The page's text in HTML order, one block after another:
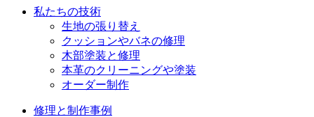
私たちの技術
生地の張り替え
クッションやバネの修理
木部塗装と修理
本革のクリーニングや塗装
オーダー制作
修理と制作事例